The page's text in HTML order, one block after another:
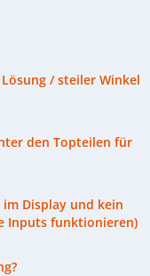
/ steiler Winkel
den Topteilen für
im Display und kein
Inputs funktionieren)